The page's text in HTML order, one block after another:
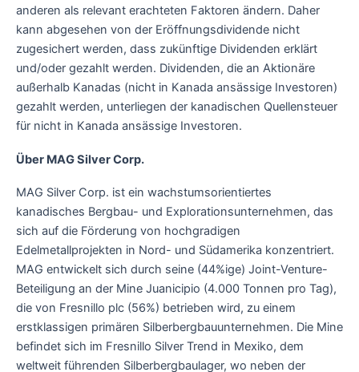
anderen als relevant erachteten Faktoren ändern. Daher
kann abgesehen von der Eröffnungsdividende nicht
zugesichert werden, dass zukünftige Dividenden erklärt
und/oder gezahlt werden. Dividenden, die an Aktionäre
außerhalb Kanadas (nicht in Kanada ansässige Investoren)
gezahlt werden, unterliegen der kanadischen Quellensteuer
für nicht in Kanada ansässige Investoren.
Über MAG Silver Corp.
MAG Silver Corp. ist ein wachstumsorientiertes
kanadisches Bergbau- und Explorationsunternehmen, das
sich auf die Förderung von hochgradigen
Edelmetallprojekten in Nord- und Südamerika konzentriert.
MAG entwickelt sich durch seine (44%ige) Joint-Venture-
Beteiligung an der Mine Juanicipio (4.000 Tonnen pro Tag),
die von Fresnillo plc (56%) betrieben wird, zu einem
erstklassigen primären Silberbergbauunternehmen. Die Mine
befindet sich im Fresnillo Silver Trend in Mexiko, dem
weltweit führenden Silberbergbaulager, wo neben der